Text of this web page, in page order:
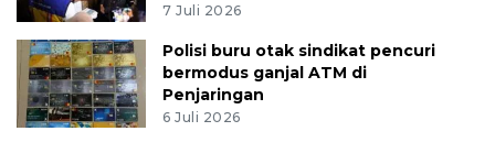
7 Juli 2026
Polisi buru otak sindikat pencuri
bermodus ganjal ATM di
Penjaringan
6 Juli 2026